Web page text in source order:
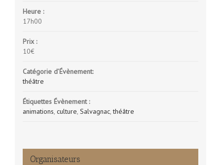
Heure :
17h00
Prix :
10€
Catégorie d’Évènement:
théâtre
Étiquettes Évènement :
animations, culture, Salvagnac,théâtre
Organisateurs